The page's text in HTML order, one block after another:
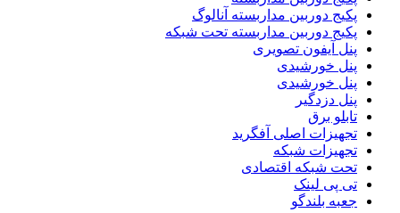
پکیج دوربین مداربسته آنالوگ
پکیج دوربین مداربسته تحت شبکه
پنل آیفون تصویری
پنل خورشیدی
پنل خورشیدی
پنل دزدگیر
تابلو برق
تجهیزات اصلی آفگرید
تجهیزات شبکه
تحت شبکه اقتصادی
تی پی لینک
جعبه بلندگو